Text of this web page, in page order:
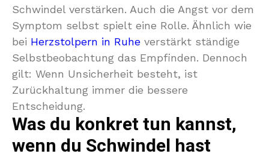
Schwindel verstärken. Auch die Angst vor dem
Symptom selbst spielt eine Rolle. Ähnlich wie
bei Herzstolpern in Ruhe verstärkt ständige
Selbstbeobachtung das Empfinden. Dennoch
gilt: Wenn Unsicherheit besteht, ist
Zurückhaltung immer die bessere
Entscheidung.
Was du konkret tun kannst,
wenn du Schwindel hast